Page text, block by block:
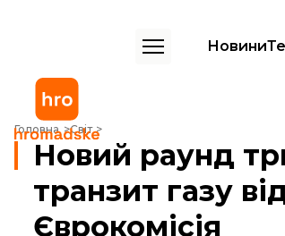
Новини
Головна Світ
Новий раунд тристоронніх переговорів про
Новий раунд
транзит газу
Єврокомісія